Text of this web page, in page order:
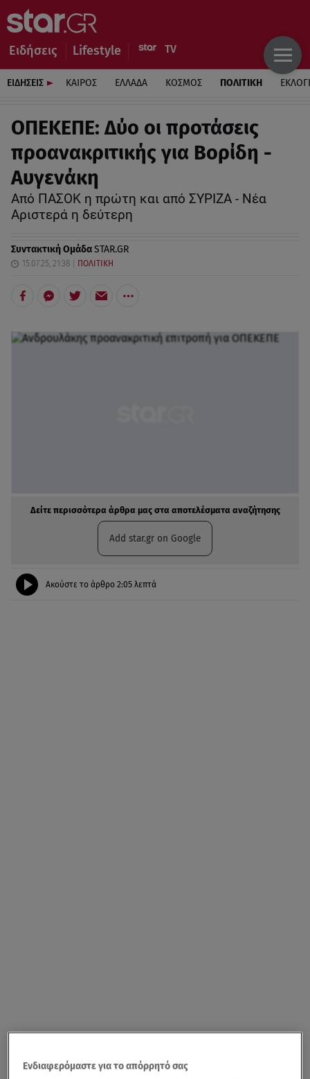
Ειδήσεις Lifestyle
ΕΙΔΗΣΕΙΣ ΚΑΙΡΟΣ ΕΛΛΑΔΑ ΚΟΣΜΟΣ ΠΟΛΙΤΙΚΗ
ΟΠΕΚΕΠΕ: Δύο οι προτάσεις
προανακριτικής για Βορίδη -
Αυγενάκη
Από ΠΑΣΟΚ η πρώτη και από ΣΥΡΙΖΑ - Νέα
Αριστερά η δεύτερη
Συντακτική ΟμάδαSTAR.GR
15.07.25, 21:38 ΠΟΛΙΤΙΚΗ
Δείτε περισσότερα άρθρα μας στα αποτελέσματα αναζήτησης
Add star.gr on Google
Ακούστε το άρθρο 2:05 λεπτά
Ενδιαφερόμαστε για το απόρρητό σας